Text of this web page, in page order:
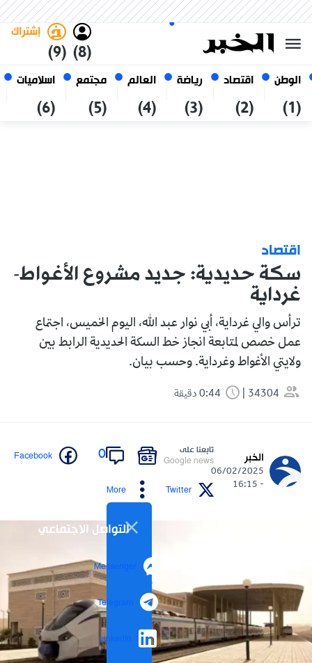
الوطن
(1)
اقتصاد
(2)
رياضة
(3)
العالم
(4)
مجتمع
(5)
اسلاميات
(6)
(8)
إشتراك
(9)
أغسطس 2026
الجزائر
اقتصاد
سكة حديدية: جديد مشروع الأغواط-
غرداية
ترأس والي غرداية، أبي نوار عبد الله، اليوم الخميس، اجتماع
عمل خصص لمتابعة انجاز خط السكة الحديدية الرابط بين
ولايتي الأغواط وغرداية. وحسب بيان.
34304
الخبر
06/02/2025
- 16:15
تابعنا على
Google news
0
Facebook
Twitter
More
التواصل الاجتماعي
Messenger
Telegram
LinkedIn